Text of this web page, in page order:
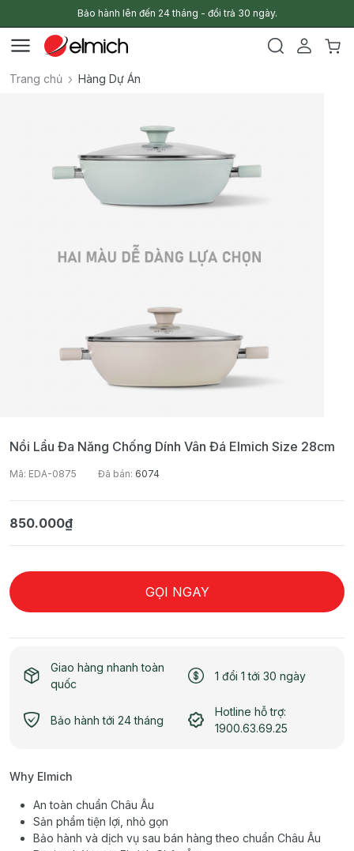
Bảo hành lên đến 24 tháng - đổi trả 30 ngày.
Trang chủ Hàng Dự Án
Nồi Lẩu Đa Năng Chống Dính Vân Đá Elmich Size 28cm
Mã: EDA-0875 Đã bán: 6074
850.000₫
GỌI NGAY
Giao hàng nhanh toàn
quốc
1 đổi 1 tới 30 ngày
Bảo hành tới 24 tháng
Hotline hỗ trợ:
1900.63.69.25
Why Elmich
An toàn chuẩn Châu Âu
Sản phẩm tiện lợi, nhỏ gọn
Bảo hành và dịch vụ sau bán hàng theo chuẩn Châu Âu